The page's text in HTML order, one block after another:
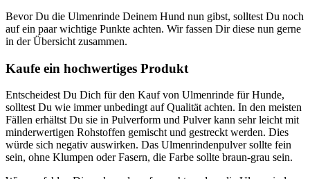
Bevor Du die Ulmenrinde Deinem Hund nun gibst, solltest Du noch
auf ein paar wichtige Punkte achten. Wir fassen Dir diese nun gerne
in der Übersicht zusammen.
Kaufe ein hochwertiges Produkt
Entscheidest Du Dich für den Kauf von Ulmenrinde für Hunde,
solltest Du wie immer unbedingt auf Qualität achten. In den meisten
Fällen erhältst Du sie in Pulverform und Pulver kann sehr leicht mit
minderwertigen Rohstoffen gemischt und gestreckt werden. Dies
würde sich negativ auswirken. Das Ulmenrindenpulver sollte fein
sein, ohne Klumpen oder Fasern, die Farbe sollte braun-grau sein.